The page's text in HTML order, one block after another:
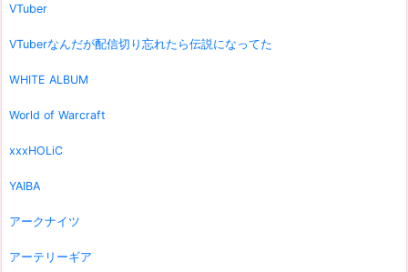
VTuber
VTuberなんだが配信切り忘れたら伝説になってた
WHITE ALBUM
World of Warcraft
xxxHOLiC
YAIBA
アークナイツ
アーテリーギア